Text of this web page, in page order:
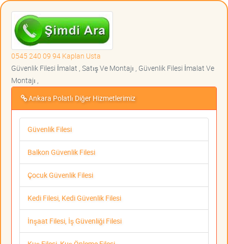
0545 240 09 94 Kaplan Usta
Güvenlik Filesi İmalat , Satış Ve Montajı , Güvenlik Filesi İmalat Ve
Montajı ,
Ankara Polatlı Diğer Hizmetlerimiz
Güvenlik Filesi
Balkon Güvenlik Filesi
Çocuk Güvenlik Filesi
Kedi Filesi, Kedi Güvenlik Filesi
İnşaat Filesi, İş Güvenliği Filesi